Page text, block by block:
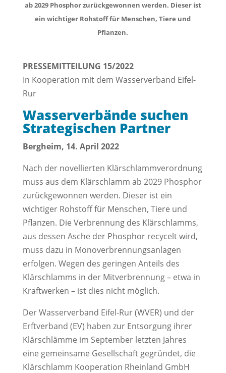
ab 2029 Phosphor zurückgewonnen werden. Dieser ist
ein wichtiger Rohstoff für Menschen, Tiere und
Pflanzen.
PRESSEMITTEILUNG 15/2022
In Kooperation mit dem Wasserverband Eifel-
Rur
Wasserverbände suchen
Strategischen Partner
Bergheim, 14. April 2022
Nach der novellierten Klärschlammverordnung
muss aus dem Klärschlamm ab 2029 Phosphor
zurückgewonnen werden. Dieser ist ein
wichtiger Rohstoff für Menschen, Tiere und
Pflanzen. Die Verbrennung des Klärschlamms,
aus dessen Asche der Phosphor recycelt wird,
muss dazu in Monoverbrennungsanlagen
erfolgen. Wegen des geringen Anteils des
Klärschlamms in der Mitverbrennung – etwa in
Kraftwerken – ist dies nicht möglich.
Der Wasserverband Eifel-Rur (WVER) und der
Erftverband (EV) haben zur Entsorgung ihrer
Klärschlämme im September letzten Jahres
eine gemeinsame Gesellschaft gegründet, die
Klärschlamm Kooperation Rheinland GmbH